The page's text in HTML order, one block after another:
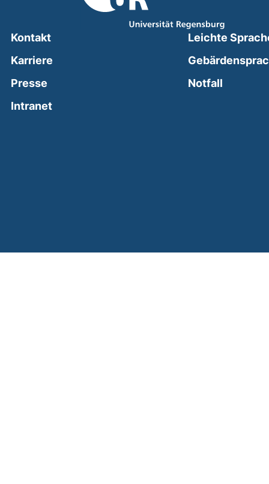
Kontakt
Karriere
Presse
Intranet(external link, opens in a new window)
Leichte
Notfall